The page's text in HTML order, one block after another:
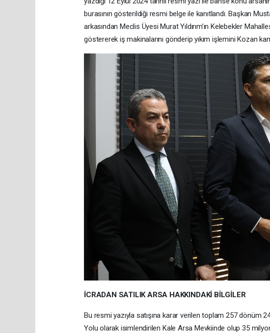
burasının gösterildiği resmi belge ile kanıtlandı. Başkan
arkasından Meclis Üyesi Murat Yıldırım’ın Kelebekler
göstererek iş makinalarını gönderip yıkım işlemini Kozan
İCRADAN SATILIK ARSA HAKKINDAKİ BİLGİLER
Bu resmi yazıyla satışına karar verilen toplam 257 dönüm
Yolu olarak isimlendirilen Kale Arsa Mevkiinde olup 35